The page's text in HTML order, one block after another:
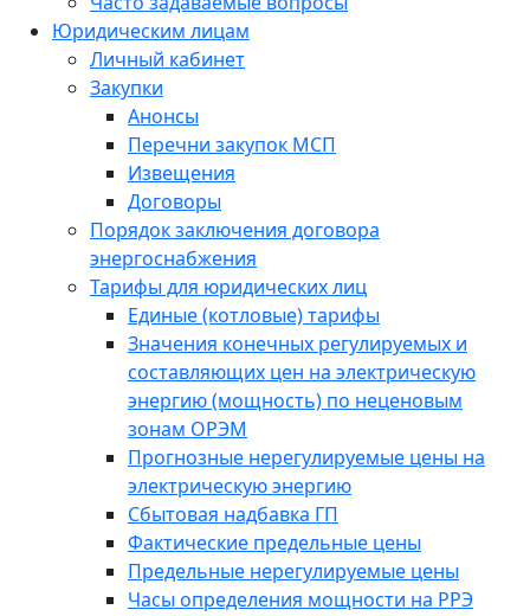
Юридическим лицам
Личный кабинет
Закупки
Анонсы
Перечни закупок МСП
Извещения
Договоры
Порядок заключения договора
энергоснабжения
Тарифы для юридических лиц
Единые (котловые) тарифы
Значения конечных регулируемых и
составляющих цен на электрическую
энергию (мощность) по неценовым
зонам ОРЭМ
Прогнозные нерегулируемые цены на
электрическую энергию
Сбытовая надбавка ГП
Фактические предельные цены
Предельные нерегулируемые цены
Часы определения мощности на РРЭ